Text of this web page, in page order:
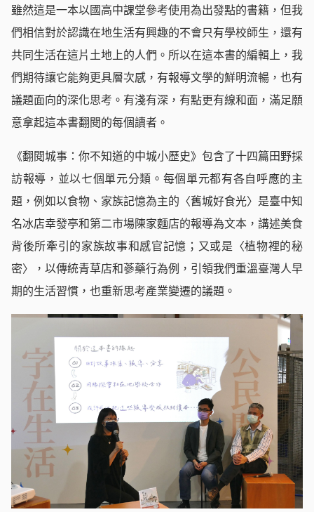
雖然這是一本以國高中課堂參考使用為出發點的書籍，但我
們相信對於認識在地生活有興趣的不會只有學校師生，還有
共同生活在這片土地上的人們。所以在這本書的編輯上，我
們期待讓它能夠更具層次感，有報導文學的鮮明流暢，也有
議題面向的深化思考。有淺有深，有點更有線和面，滿足願
意拿起這本書翻閱的每個讀者。
《翻閱城事：你不知道的中城小歷史》包含了十四篇田野採
訪報導，並以七個單元分類。每個單元都有各自呼應的主
題，例如以食物、家族記憶為主的〈舊城好食光〉是臺中知
名冰店幸發亭和第二市場陳家麵店的報導為文本，講述美食
背後所牽引的家族故事和感官記憶；又或是〈植物裡的秘
密〉，以傳統青草店和蔘藥行為例，引領我們重溫臺灣人早
期的生活習慣，也重新思考產業變遷的議題。